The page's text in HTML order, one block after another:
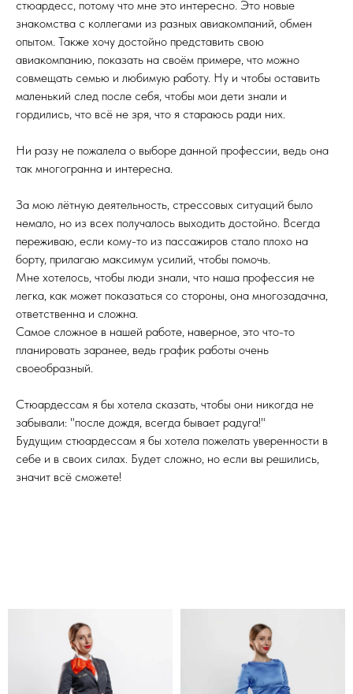
стюардесс, потому что мне это интересно. Это новые
знакомства с коллегами из разных авиакомпаний, обмен
опытом. Также хочу достойно представить свою
авиакомпанию, показать на своём примере, что можно
совмещать семью и любимую работу. Ну и чтобы оставить
маленький след после себя, чтобы мои дети знали и
гордились, что всё не зря, что я стараюсь ради них.
Ни разу не пожалела о выборе данной профессии, ведь она
так многогранна и интересна.
За мою лётную деятельность, стрессовых ситуаций было
немало, но из всех получалось выходить достойно. Всегда
переживаю, если кому-то из пассажиров стало плохо на
борту, прилагаю максимум усилий, чтобы помочь.
Мне хотелось, чтобы люди знали, что наша профессия не
легка, как может показаться со стороны, она многозадачна,
ответственна и сложна.
Самое сложное в нашей работе, наверное, это что-то
планировать заранее, ведь график работы очень
своеобразный.
Стюардессам я бы хотела сказать, чтобы они никогда не
забывали: "после дождя, всегда бывает радуга!"
Будущим стюардессам я бы хотела пожелать уверенности в
себе и в своих силах. Будет сложно, но если вы решились,
значит всё сможете!